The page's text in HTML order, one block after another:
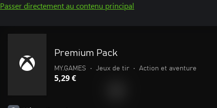
Passer directement au contenu principal
Premium Pack
MY.GAMES • Jeux de tir • Action et aventure
5,29 €